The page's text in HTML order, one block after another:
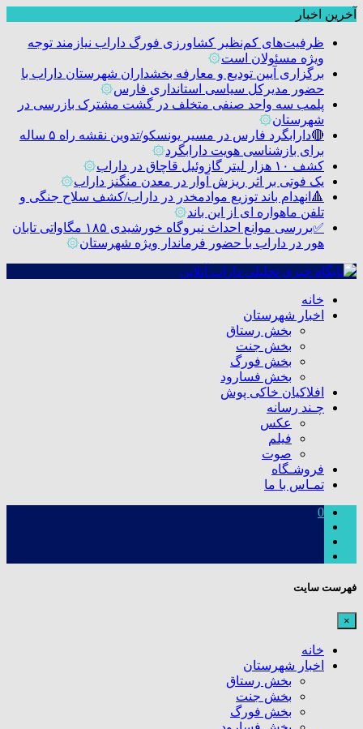
آخرین اخبار
ظرفیت‌های کم‌نظیر کشاورزی فورگ داراب نیازمند توجه
ویژه مسئولان است۞
برگزاری آیین تودیع و معارفه بخشداران شهرستان داراب با
حضور مدیرکل سیاسی استانداری فارس۞
پلمب سه واحد صنفی متخلف در گشت مشترک بازرسی در
شهرستان۞
🔴دارابگرد فارس در مسیر یونسکو/تدوین نقشه راه ۵ ساله
برای بازشناسی هویت دارابگرد۞
کشف ۱۰ هزار لیتر گازوئیل قاچاق در داراب
۞
یک فوتی بر اثر ریزش آوار در معدن منگنز داراب۞
🔺انهدام باند توزیع موادمخدر در داراب/کشف سلاح جنگی و
تلفن ماهواره ای از این باند۞
✅بررسی موانع احداث نیروگاه خورشیدی ۱۸۵ مگاواتی تابان
هور در داراب با حضور فرماندار ویژه شهرستان۞
خانه
اخبار شهرستان
بخش رستاق
بخش جنت
بخش فورگ
بخش فسارود
افلاکیان خاکی پوش
چـند رسانه
عکس
فیلم
صوت
فروشـگاه
تمـاس با ما
0
فهرست سایت
×
خانه
اخبار شهرستان
بخش رستاق
بخش جنت
بخش فورگ